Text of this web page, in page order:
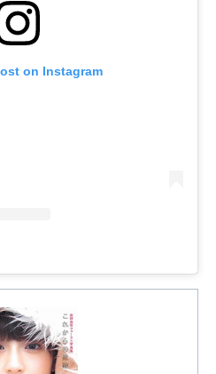
on Instagram